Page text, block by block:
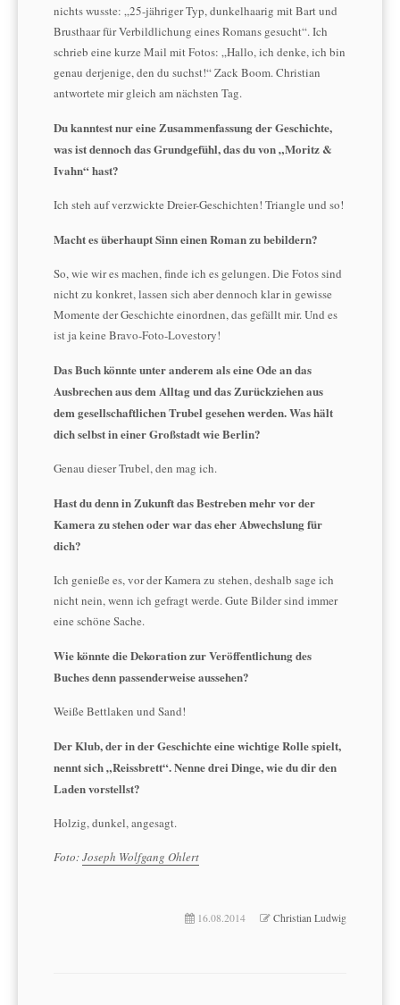
nichts wusste: „25-jähriger Typ, dunkelhaarig mit Bart und
Brusthaar für Verbildlichung eines Romans gesucht“. Ich
schrieb eine kurze Mail mit Fotos: „Hallo, ich denke, ich bin
genau derjenige, den du suchst!“ Zack Boom. Christian
antwortete mir gleich am nächsten Tag.
Du kanntest nur eine Zusammenfassung der Geschichte,
was ist dennoch das Grundgefühl, das du von „Moritz &
Ivahn“ hast?
Ich steh auf verzwickte Dreier-Geschichten! Triangle und so!
Macht es überhaupt Sinn einen Roman zu bebildern?
So, wie wir es machen, finde ich es gelungen. Die Fotos sind
nicht zu konkret, lassen sich aber dennoch klar in gewisse
Momente der Geschichte einordnen, das gefällt mir. Und es
ist ja keine Bravo-Foto-Lovestory!
Das Buch könnte unter anderem als eine Ode an das
Ausbrechen aus dem Alltag und das Zurückziehen aus
dem gesellschaftlichen Trubel gesehen werden. Was hält
dich selbst in einer Großstadt wie Berlin?
Genau dieser Trubel, den mag ich.
Hast du denn in Zukunft das Bestreben mehr vor der
Kamera zu stehen oder war das eher Abwechslung für
dich?
Ich genieße es, vor der Kamera zu stehen, deshalb sage ich
nicht nein, wenn ich gefragt werde. Gute Bilder sind immer
eine schöne Sache.
Wie könnte die Dekoration zur Veröffentlichung des
Buches denn passenderweise aussehen?
Weiße Bettlaken und Sand!
Der Klub, der in der Geschichte eine wichtige Rolle spielt,
nennt sich „Reissbrett“. Nenne drei Dinge, wie du dir den
Laden vorstellst?
Holzig, dunkel, angesagt.
Foto:Joseph Wolfgang Ohlert
16.08.2014 Christian Ludwig